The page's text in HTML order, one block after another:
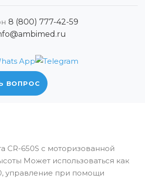
8 (800) 777-42-59
ВОПРОС
CR-650S с моторизованной
Может использоваться как
управление при помощи